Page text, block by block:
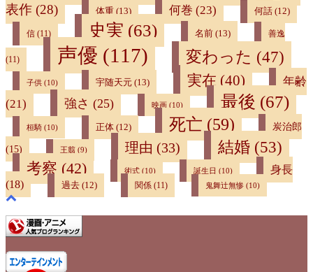
表作 (28) 体重 (13) 何巻 (23) 何話 (12)
信 (11) 史実 (63) 名前 (13) 善逸
(11) 声優 (117) 変わった (47)
子供 (10) 宇随天元 (13) 実在 (40)
年齢
(21)
強さ (25) 映画 (10) 最後 (67)
桓騎 (10) 正体 (12) 死亡 (59)
炭治郎
(15)
王翦 (9) 理由 (33) 結婚 (53)
考察 (42) 術式 (10) 誕生日 (10)
身長
(18)
過去 (12) 関係 (11) 鬼舞辻無惨 (10)